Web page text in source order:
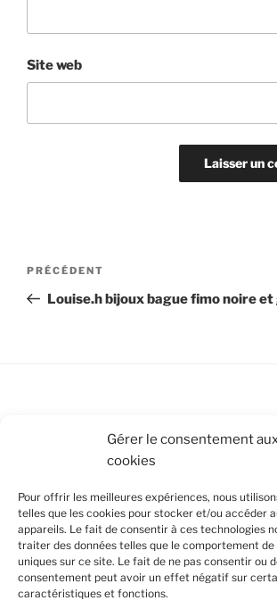
Gérer le consentement
cookies
Pour offrir les meilleures expériences, nous
telles que les cookies pour stocker et/ou accéder
appareils. Le fait de consentir à ces technologies
traiter des données telles que le comportement de
uniques sur ce site. Le fait de ne pas consentir ou
consentement peut avoir un effet négatif sur
caractéristiques et fonctions.
Site web
Navigation
l’article
Article
précédent
PRÉCÉDENT
Louise.h bijoux bague fimo noire et
Conditions Générales de Vente
Mentions légales
Politique de cookies (UE)
SUIVEZ-NOUS
FacebookInstagram